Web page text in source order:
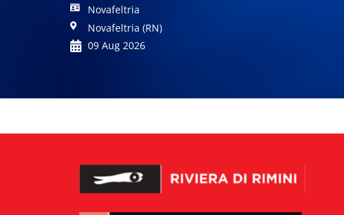
Novafeltria
Novafeltria (RN)
09 Aug 2026